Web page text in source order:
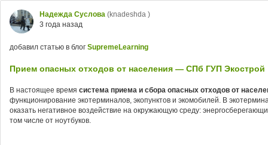
Надежда Суслова (knadeshda )
3 года назад
добавил статью в блог SupremeLearning
Прием опасных отходов от населения — СПб ГУП Экострой
В настоящее время система приема и сбора опасных отходов от
функционирование экотерминалов, экопунктов и экомобилей. В
оказать негативное воздействие на окружающую среду:
том числе от ноутбуков.